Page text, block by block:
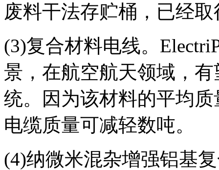
废料干法存贮桶，已经
(3)复合材料电线。
景，在航空航天领域，
统。因为该材料的平均
电缆质量可减轻数吨。
(4)纳微米混杂增强铝基